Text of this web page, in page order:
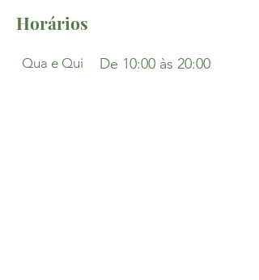
Horários
Qua e Qui De 10:00 às 20:00